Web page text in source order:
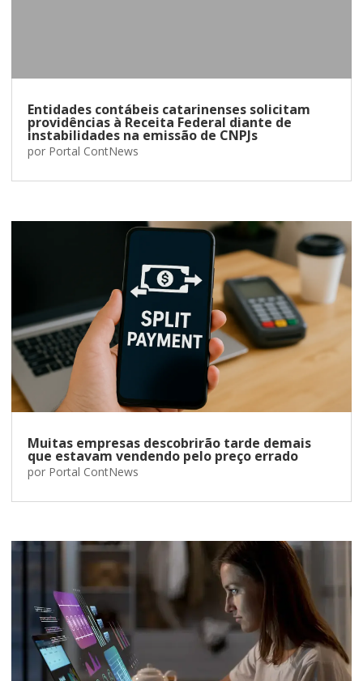
Entidades contábeis catarinenses solicitam
providências à Receita Federal diante de
instabilidades na emissão de CNPJs
por Portal ContNews
Muitas empresas descobrirão tarde demais
que estavam vendendo pelo preço errado
por Portal ContNews